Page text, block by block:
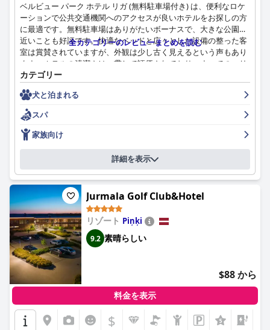
アムリタ・ホテルのスタッフは、フレンドリーでプロフェッショ
ナル、そして親切であると頻繁に賞賛されています。特に、レセ
プションチームは、温かく親切な対応で際立っており、ポジティ
ブで楽しい雰囲気を作り出しています。24時間年中無休のサービ
スにより、ゲストは滞在中ずっと安心して過ごすことができま
す。
無料のWiFiは、一般的に信頼性が高く、肯定的なフィードバック
す。ホテルの駐車場は、広々として安全で、無料と有料のオプシ
ョンがあるなど、様々なニーズに対応している点が評価されてい
ます。さらに、EV充電ステーションがあることは、環境意識の高
い旅行者にとって好ましい点です。
ご家族向けに、アムリタ・ホテルは、広々とした客室、家族向け
のアメニティ、子供用の遊び場を備えた温かい環境を提供してい
ます。静かな環境と観光スポットへの近さは、家族旅行に便利で
快適な選択肢となっています。
市中心部に位置するホテルは、徒歩圏内に数多くのバー、レスト
ラン、ナイトクラブがあり、ナイトライフにも最適です。賑やか
な環境にもかかわらず、騒音レベルは管理されており、ぐっすり
眠ることができます。
全体として、アムリタ・ホテルは、卓越したサービス、モダンな
アメニティ、多様な旅行ニーズに対応する最高のロケーションを
備え、リエパーヤで快適で便利な滞在を提供しています。
ベルビュー パーク ホテル リガ (無料駐車場付き) は、便利なロケ
ーションで公共交通機関へのアクセスが良いホテルをお探しの方
に最適です。無料駐車場はありがたいボーナスで、大きな公園に
近いことも好評です。快適なベッドと広々とした設備の整った客
室は賞賛されていますが、外観は少し古く見えるという声もあり
ます。ホテルの清潔さは一貫して評価されており、すべてのエリ
アが清潔であるとコメントされています。フロント、バー、朝食
会場での優れたカスタマーサービスを含め、ホテルのスタッフは
親切でフレンドリー、サービス精神に溢れていると評価されてい
ます。スパはリラックスできる体験ですが、清潔さに関する問題
がいくつか指摘されています。全体として、ベルビュー パーク
ホテル リガは、手頃な価格で清潔で快適な部屋、素晴らしいアメ
ニティ、そして駐車場があることを重視するリガ訪問者にとっ
て、非常に優れた選択肢です。
全カテゴリーのレビューまとめを読む
カテゴリー
犬と泊まれる
スパ
家族向け
詳細を表示
Jurmala Golf Club&Hotel
リゾート Piņķi
9.2 素晴らしい
$88 から
料金を表示
$